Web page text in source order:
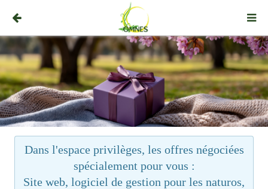
Dans l'espace privilèges, les offres négociées
spécialement pour vous :
Site web, logiciel de gestion pour les naturos,